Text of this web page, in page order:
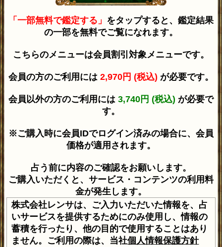
「一部無料で鑑定する」 をタップすると、鑑定結果
の一部を無料でご覧になれます。
こちらのメニューは会員割引対象メニューです。
会員の方のご利用には 2,970円 (税込) が必要です。
会員以外の方のご利用には 3,740円 (税込) が必要で
す。
※ご購入時に会員IDでログイン済みの場合に、会員
価格が適用されます。
占う前に内容のご確認をお願いします。
ご購入いただくと、サービス・コンテンツの利用料
金が発生します。
株式会社レンサは、ご入力いただいた情報を、占
いサービスを提供するためにのみ使用し、情報の
蓄積を行ったり、他の目的で使用することはあり
ません。ご利用の際は、当社個人情報保護方針